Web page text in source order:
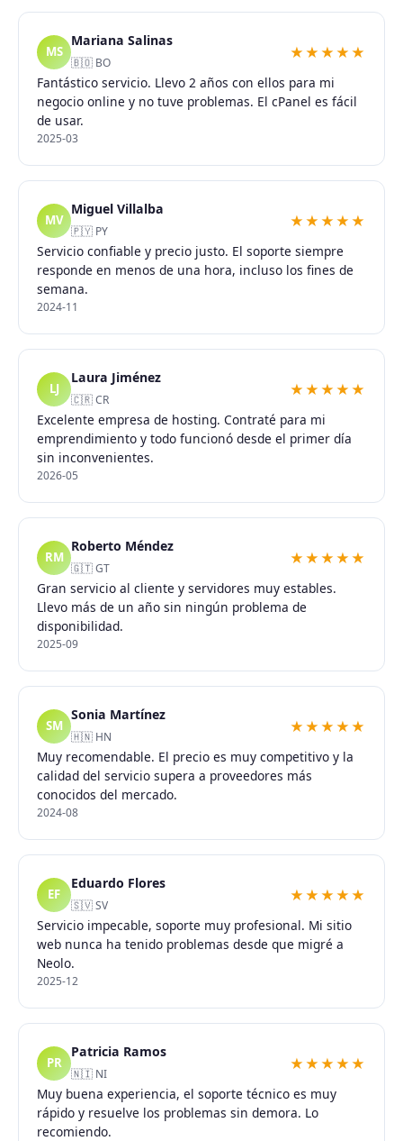
MS
Mariana Salinas
🇧🇴 BO
★★★★★
Fantástico servicio. Llevo 2 años con ellos para mi
negocio online y no tuve problemas. El cPanel es fácil
de usar.
2025-03
MV
Miguel Villalba
🇵🇾 PY
★★★★★
Servicio confiable y precio justo. El soporte siempre
responde en menos de una hora, incluso los fines de
semana.
2024-11
LJ
Laura Jiménez
🇨🇷 CR
★★★★★
Excelente empresa de hosting. Contraté para mi
emprendimiento y todo funcionó desde el primer día
sin inconvenientes.
2026-05
RM
Roberto Méndez
🇬🇹 GT
★★★★★
Gran servicio al cliente y servidores muy estables.
Llevo más de un año sin ningún problema de
disponibilidad.
2025-09
SM
Sonia Martínez
🇭🇳 HN
★★★★★
Muy recomendable. El precio es muy competitivo y la
calidad del servicio supera a proveedores más
conocidos del mercado.
2024-08
EF
Eduardo Flores
🇸🇻 SV
★★★★★
Servicio impecable, soporte muy profesional. Mi sitio
web nunca ha tenido problemas desde que migré a
Neolo.
2025-12
PR
Patricia Ramos
🇳🇮 NI
★★★★★
Muy buena experiencia, el soporte técnico es muy
rápido y resuelve los problemas sin demora. Lo
recomiendo.